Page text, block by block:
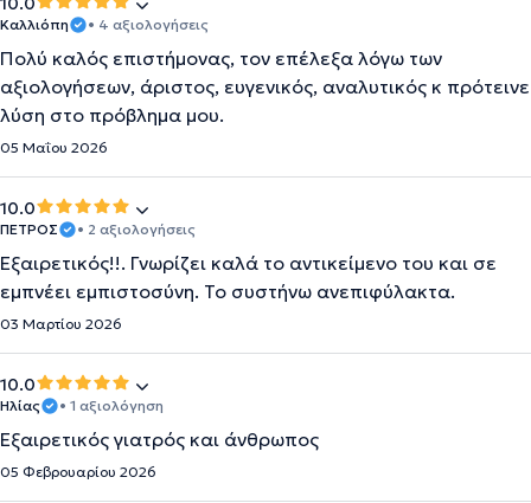
Καλλιόπη • 4 αξιολογήσεις
Πολύ καλός επιστήμονας, τον επέλεξα λόγω των
αξιολογήσεων, άριστος, ευγενικός, αναλυτικός κ πρότεινε
λύση στο πρόβλημα μου.
05 Μαΐου 2026
10.0
ΠΕΤΡΟΣ • 2 αξιολογήσεις
Εξαιρετικός!!. Γνωρίζει καλά το αντικείμενο του και σε
εμπνέει εμπιστοσύνη. Το συστήνω ανεπιφύλακτα.
03 Μαρτίου 2026
10.0
Ηλίας • 1 αξιολόγηση
Εξαιρετικός γιατρός και άνθρωπος
05 Φεβρουαρίου 2026